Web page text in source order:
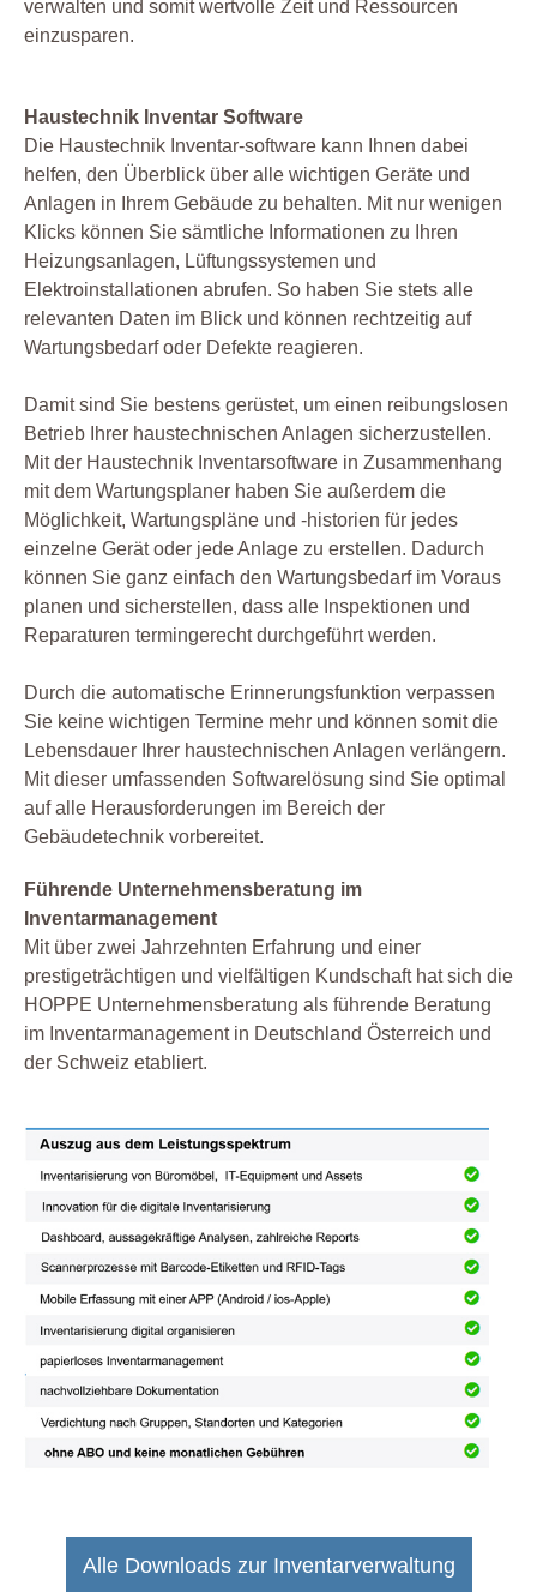
verwalten und somit wertvolle Zeit und Ressourcen
einzusparen.
Haustechnik Inventar Software
Die Haustechnik Inventar-software kann Ihnen dabei
helfen, den Überblick über alle wichtigen Geräte und
Anlagen in Ihrem Gebäude zu behalten. Mit nur wenigen
Klicks können Sie sämtliche Informationen zu Ihren
Heizungsanlagen, Lüftungssystemen und
Elektroinstallationen abrufen. So haben Sie stets alle
relevanten Daten im Blick und können rechtzeitig auf
Wartungsbedarf oder Defekte reagieren.
Damit sind Sie bestens gerüstet, um einen reibungslosen
Betrieb Ihrer haustechnischen Anlagen sicherzustellen.
Mit der Haustechnik Inventarsoftware in Zusammenhang
mit dem Wartungsplaner haben Sie außerdem die
Möglichkeit, Wartungspläne und -historien für jedes
einzelne Gerät oder jede Anlage zu erstellen. Dadurch
können Sie ganz einfach den Wartungsbedarf im Voraus
planen und sicherstellen, dass alle Inspektionen und
Reparaturen termingerecht durchgeführt werden.
Durch die automatische Erinnerungsfunktion verpassen
Sie keine wichtigen Termine mehr und können somit die
Lebensdauer Ihrer haustechnischen Anlagen verlängern.
Mit dieser umfassenden Softwarelösung sind Sie optimal
auf alle Herausforderungen im Bereich der
Gebäudetechnik vorbereitet.
Führende Unternehmensberatung im
Inventarmanagement
Mit über zwei Jahrzehnten Erfahrung und einer
prestigeträchtigen und vielfältigen Kundschaft hat sich die
HOPPE Unternehmensberatung als führende Beratung
im Inventarmanagement in Deutschland Österreich und
der Schweiz etabliert.
Alle Downloads zur Inventarverwaltung